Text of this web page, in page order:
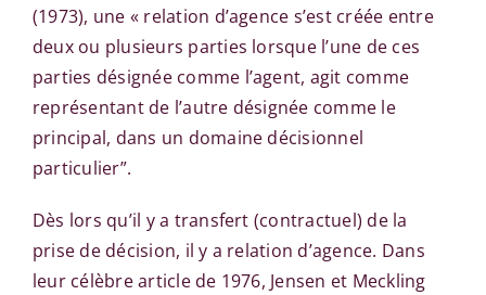
(1973), une « relation d’agence s’est créée entre
deux ou plusieurs parties lorsque l’une de ces
parties désignée comme l’agent, agit comme
représentant de l’autre désignée comme le
principal, dans un domaine décisionnel
particulier”.
Dès lors qu’il y a transfert (contractuel) de la
prise de décision, il y a relation d’agence. Dans
leur célèbre article de 1976, Jensen et Meckling